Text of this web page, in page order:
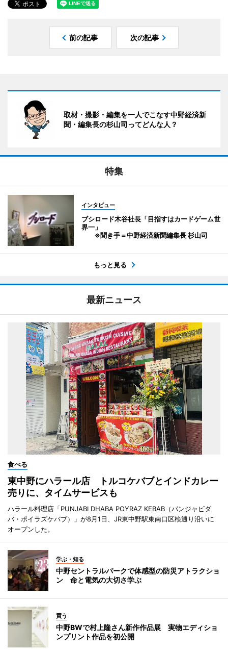
前の記事 次の記事
取材・撮影・編集を一人でこなす中野経済新
聞・編集長の杉山司ってどんな人？
特集
インタビュー
ブシロード木谷社長「目指すはカードゲーム世
界一」
※聞き手＝中野経済新聞編集長 杉山司
もっと見る
最新ニュース
食べる
東中野にハラール店 トルコケバブとインドカレー
売りに、タイムサービスも
ハラール料理店「PUNJABI DHABA POYRAZ KEBAB（パンジャビダ
バ・ポイラズケバブ）」が8月1日、JR東中野駅東南口区検通り沿いに
オープンした。
学ぶ・知る
中野セントラルパークで体感型の防災アトラクショ
ン 命と電気の大切さ学ぶ
買う
中野BWで村上隆さん新作作品展 実物エディショ
ンプリント作品を初公開